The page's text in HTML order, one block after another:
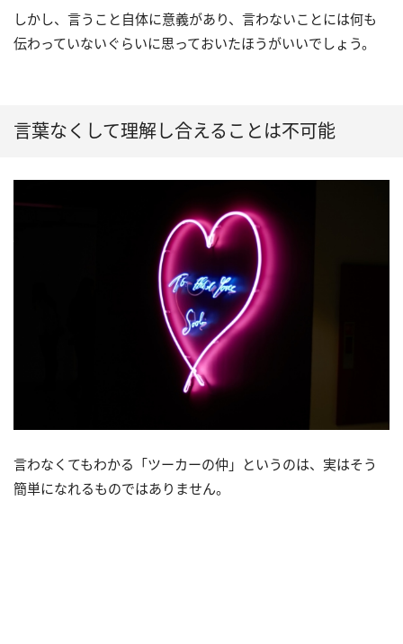
しかし、言うこと自体に意義があり、言わないことには何も
伝わっていないぐらいに思っておいたほうがいいでしょう。
言葉なくして理解し合えることは不可能
言わなくてもわかる「ツーカーの仲」というのは、実はそう
簡単になれるものではありません。